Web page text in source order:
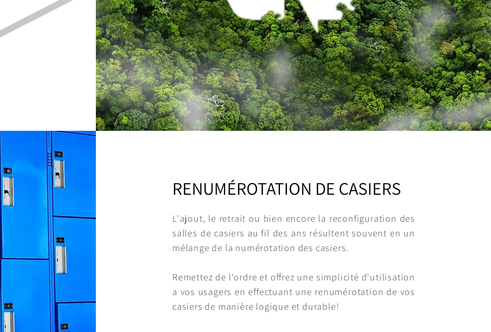
RENUMÉROTATION DE CASIERS
L'ajout, le retrait ou bien encore la reconfiguration des
salles de casiers au fil des ans résultent souvent en un
mélange de la numérotation des casiers.
Remettez de l'ordre et offrez une simplicité d'utilisation
a vos usagers en effectuant une renumérotation de vos
casiers de manière logique et durable!